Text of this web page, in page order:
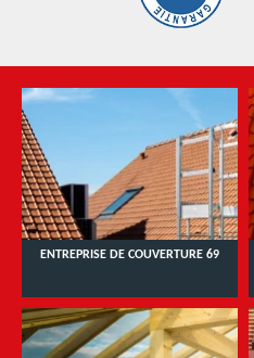
ENTREPRISE DE COUVERTURE 69